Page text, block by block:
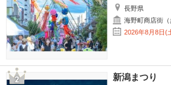
長野県
海野町商店街（
2026年8月8日(
新潟まつり